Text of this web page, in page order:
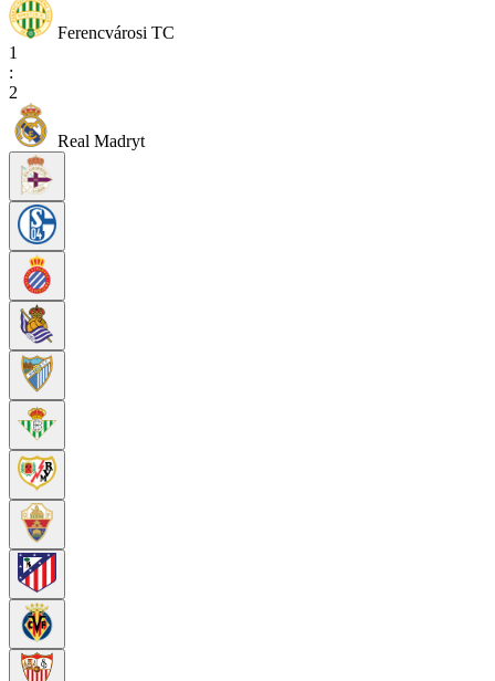
Ferencvárosi TC
1
:
2
Real Madryt